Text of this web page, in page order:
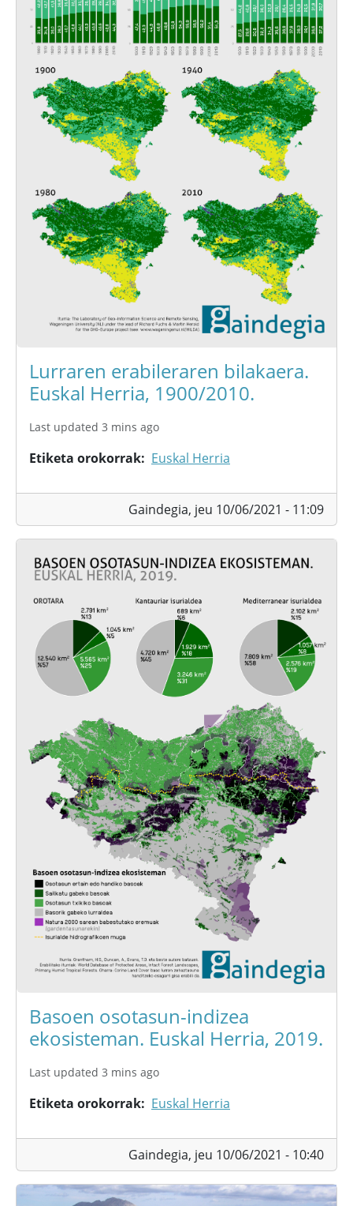
Lurraren erabileraren bilakaera.
Euskal Herria, 1900/2010.
Last updated 3 mins ago
Etiketa orokorrak Euskal Herria
Gaindegia, jeu 10/06/2021 - 11:09
Basoen osotasun-indizea
ekosisteman. Euskal Herria, 2019.
Last updated 3 mins ago
Etiketa orokorrak Euskal Herria
Gaindegia, jeu 10/06/2021 - 10:40